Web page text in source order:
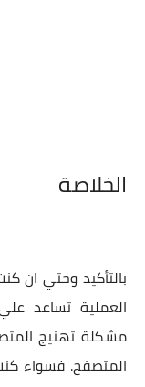
الخلاصة
بالتأكيد وحتي ان
العملية تساعد
مشكلة تهنيج
المتصفح. فسواء